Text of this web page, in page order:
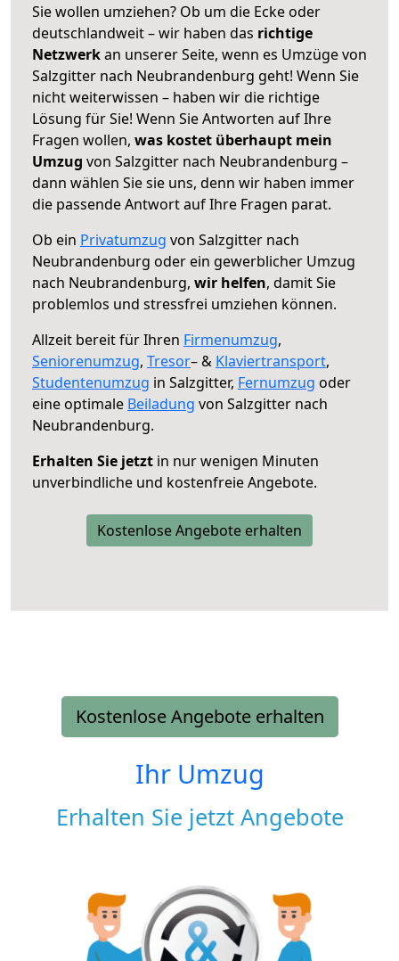
Sie wollen umziehen? Ob um die Ecke oder
deutschlandweit – wir haben das richtige
Netzwerkan unserer Seite, wenn es Umzüge von
Salzgitter nach Neubrandenburg geht! Wenn Sie
nicht weiterwissen – haben wir die richtige
Lösung für Sie! Wenn Sie Antworten auf Ihre
Fragen wollen, was kostet überhaupt mein
Umzug von Salzgitter nach Neubrandenburg –
dann wählen Sie sie uns, denn wir haben immer
die passende Antwort auf Ihre Fragen parat.
Ob ein Privatumzug von Salzgitter nach
Neubrandenburg oder ein gewerblicher Umzug
nach Neubrandenburg, wir helfen, damit Sie
problemlos und stressfrei umziehen können.
Allzeit bereit für Ihren Firmenumzug,
Seniorenumzug, Tresor– & Klaviertransport,
Studentenumzug in Salzgitter, Fernumzug oder
eine optimale Beiladung von Salzgitter nach
Neubrandenburg.
Erhalten Sie jetzt in nur wenigen Minuten
unverbindliche und kostenfreie Angebote.
Kostenlose Angebote erhalten
Kostenlose Angebote erhalten
Ihr Umzug
Erhalten Sie jetzt Angebote